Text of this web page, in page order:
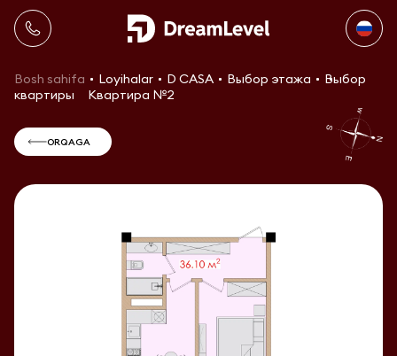
Bosh sahifa Loyihalar D CASA Выбор этажа
Выбор
квартиры
Квартира №2
ORQAGA